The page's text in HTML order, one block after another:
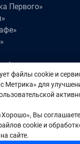
Первого»
LIVE»
телеканала
опубликованные
файлы cookie и
Метрика» для
Вы
cookie и
сайте.